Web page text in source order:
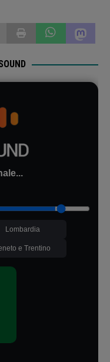
Lombardia
e Trentino